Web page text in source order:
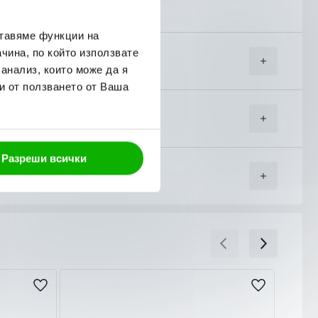
функции на
по който използвате
които може да я
от ползването от Ваша
Разреши всички
2026
на куриерска фирма “Еконт Експрес”.
адрес (независимо дали домашен или служебен) или
или не го харесате, можете да го откажете веднага